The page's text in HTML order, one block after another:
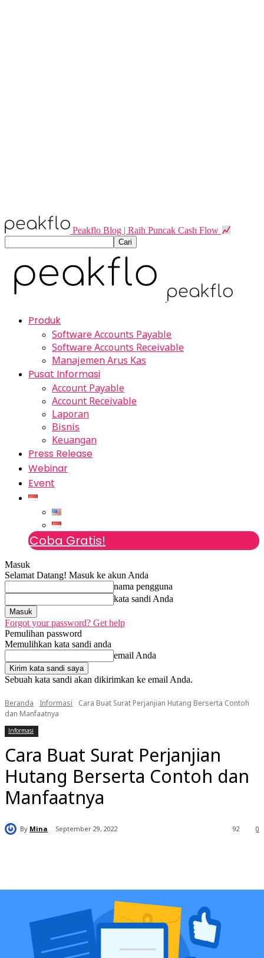
Peakflo Blog | Raih Puncak Cash Flow
Produk
Software Accounts Payable
Software Accounts Receivable
Manajemen Arus Kas
Pusat Informasi
Account Payable
Account Receivable
Laporan
Bisnis
Keuangan
Press Release
Webinar
Event
Coba Gratis!
Masuk
Selamat Datang! Masuk ke akun Anda
nama pengguna
kata sandi Anda
Forgot your password? Get help
Pemulihan password
Memulihkan kata sandi anda
email Anda
Sebuah kata sandi akan dikirimkan ke email Anda.
Beranda Informasi
Cara Buat Surat Perjanjian Hutang Berserta Contoh
dan Manfaatnya
Informasi
Cara Buat Surat Perjanjian
Hutang Berserta Contoh dan
Manfaatnya
By Mina September 29, 2022 0
92